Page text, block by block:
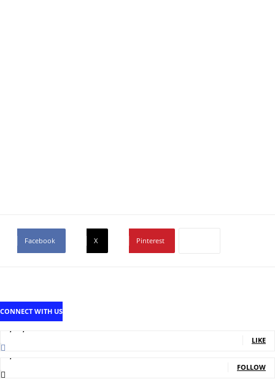
Facebook X Pinterest
CONNECT WITH US
LIKE
FOLLOW